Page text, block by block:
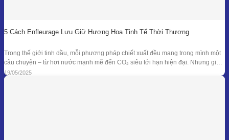
5 Cách Enfleurage Lưu Giữ Hương Hoa Tinh Tế Thời Thượng
Trong thế giới tinh dầu, mỗi phương pháp chiết xuất đều mang trong mình một
câu chuyện – từ hơi nước mạnh mẽ đến CO₂ siêu tới hạn hiện đại. Nhưng giữa
dòng chảy công nghệ ấy, enfleurage – một kỹ thuật cổ xưa và tinh tế – vẫn tồn
tại như một biểu tượng
19/05/2025